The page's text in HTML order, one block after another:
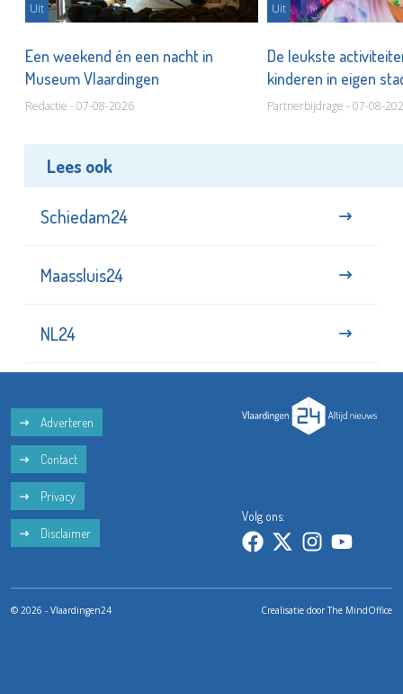
Uit
Een weekend én een nacht in
Museum Vlaardingen
Redactie - 07-08-2026
Uit
De leukste
kinderen in eigen
Partnerbijdrage - 07-08-
Lees ook
Schiedam24
Maassluis24
NL24
Adverteren
Contact
Privacy
Disclaimer
Volg ons:
© 2026 - Vlaardingen24 Crealisatie doorThe MindOffice